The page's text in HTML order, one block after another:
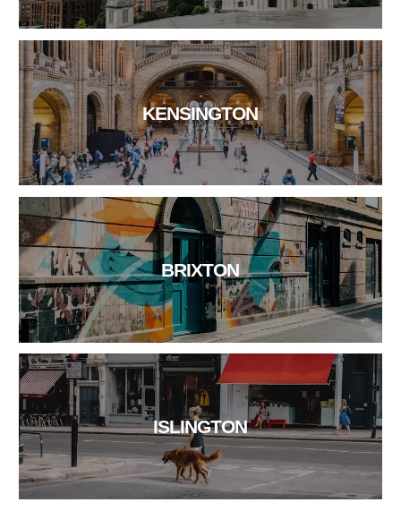
KENSINGTON
BRIXTON
ISLINGTON